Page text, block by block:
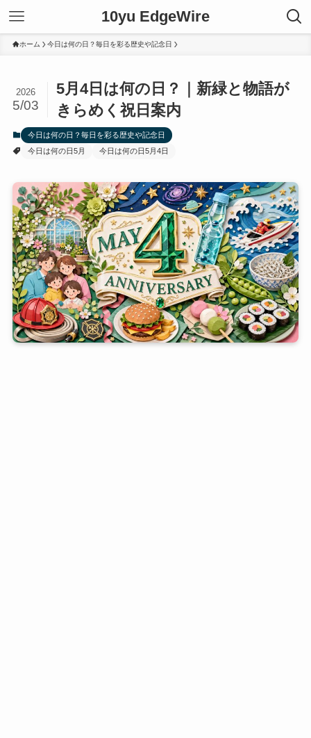
10yu EdgeWire
ホーム 今日は何の日？毎日を彩る歴史や記念日
5月4日は何の日？｜新緑と物語が
きらめく祝日案内
2026
5/03
今日は何の日？毎日を彩る歴史や記念日
今日は何の日5月
今日は何の日5月4日